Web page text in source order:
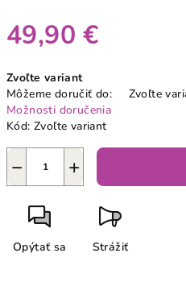
49,90 €
cena:
Zvoľte variant
Môžeme doručiť do:
Zvoľte
Možnosti doručenia
Kód: Zvoľte variant
+
−
Opýtať sa Strážiť